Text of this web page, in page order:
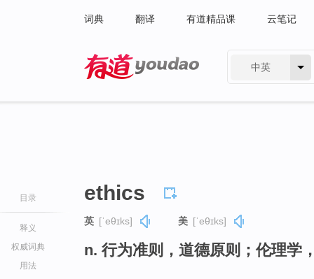
词典 翻译 有道精品课 云笔记
中英
目录
释义
权威词典
用法
ethics
英 [ˈeθɪks] 美 [ˈeθɪks]
n. 行为准则，道德原则；伦理学